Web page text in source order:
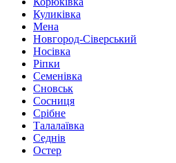
Куликівка
Мена
Новгород-Сіверський
Носівка
Ріпки
Семенівка
Сновськ
Сосниця
Срібне
Талалаївка
Седнів
Остер